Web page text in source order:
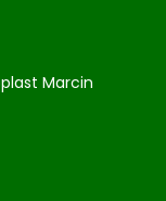
Marcin